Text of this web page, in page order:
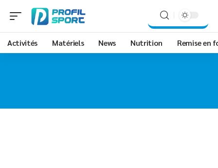
Activités Matériels News Nutrition Remise en